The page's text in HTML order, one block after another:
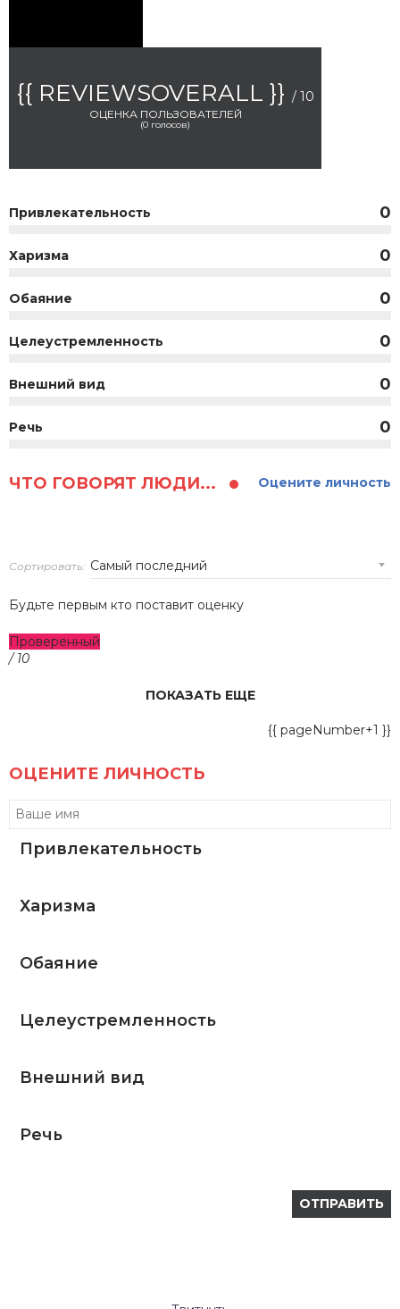
{{ REVIEWSOVERALL }} / 10
ОЦЕНКА ПОЛЬЗОВАТЕЛЕЙ
(0 голосов)
Привлекательность 0
Харизма 0
Обаяние 0
Целеустремленность 0
Внешний вид 0
Речь 0
ЧТО ГОВОРЯТ ЛЮДИ... Оцените личность
Сортировать:
Будьте первым кто поставит оценку
Проверенный
/ 10
ПОКАЗАТЬ ЕЩЕ
{{ pageNumber+1 }}
ОЦЕНИТЕ ЛИЧНОСТЬ
Привлекательность
Харизма
Обаяние
Целеустремленность
Внешний вид
Речь